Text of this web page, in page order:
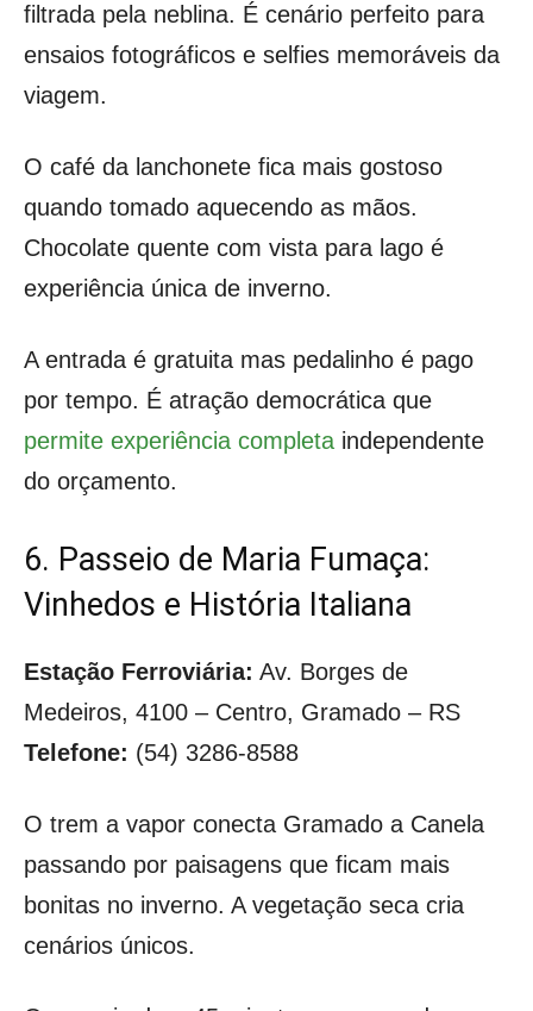
filtrada pela neblina. É cenário perfeito para
ensaios fotográficos e selfies memoráveis da
viagem.
O café da lanchonete fica mais gostoso
quando tomado aquecendo as mãos.
Chocolate quente com vista para lago é
experiência única de inverno.
A entrada é gratuita mas pedalinho é pago
por tempo. É atração democrática que
permite experiência completa independente
do orçamento.
6. Passeio de Maria Fumaça:
Vinhedos e História Italiana
Estação Ferroviária: Av. Borges de
Medeiros, 4100 – Centro, Gramado – RS
Telefone: (54) 3286-8588
O trem a vapor conecta Gramado a Canela
passando por paisagens que ficam mais
bonitas no inverno. A vegetação seca cria
cenários únicos.